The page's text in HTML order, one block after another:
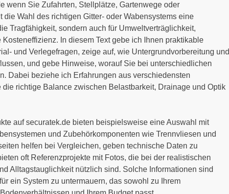
wenn Sie Zufahrten, Stellplätze, Gartenwege oder
die Wahl des richtigen Gitter- oder Wabensystems eine
Tragfähigkeit, sondern auch für Umweltverträglichkeit,
In diesem Text gebe ich Ihnen praktikable
und Verlegefragen, zeige auf, wie Untergrundvorbereitung und
und gebe Hinweise, worauf Sie bei unterschiedlichen
Dabei beziehe ich Erfahrungen aus verschiedensten
die richtige Balance zwischen Belastbarkeit, Drainage und Optik
auf securatek.de bieten beispielsweise eine Auswahl mit
und Zubehörkomponenten wie Trennvliesen und
helfen bei Vergleichen, geben technische Daten zu
oft Referenzprojekte mit Fotos, die bei der realistischen
Alltagstauglichkeit nützlich sind. Solche Informationen sind
ein System zu untermauern, das sowohl zu Ihrem